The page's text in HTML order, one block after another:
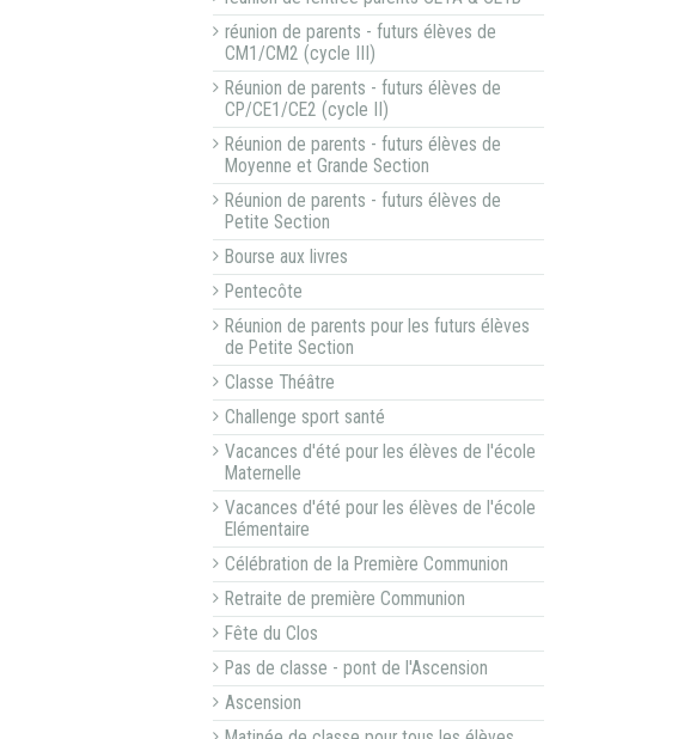
réunion de parents - futurs élèves de
CM1/CM2 (cycle III)
Réunion de parents - futurs élèves de
CP/CE1/CE2 (cycle II)
Réunion de parents - futurs élèves de
Moyenne et Grande Section
Réunion de parents - futurs élèves de
Petite Section
Bourse aux livres
Pentecôte
Réunion de parents pour les futurs élèves
de Petite Section
Classe Théâtre
Challenge sport santé
Vacances d'été pour les élèves de l'école
Maternelle
Vacances d'été pour les élèves de l'école
Elémentaire
Célébration de la Première Communion
Retraite de première Communion
Fête du Clos
Pas de classe - pont de l'Ascension
Ascension